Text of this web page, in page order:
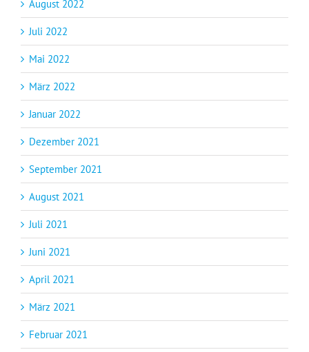
August 2022
Juli 2022
Mai 2022
März 2022
Januar 2022
Dezember 2021
September 2021
August 2021
Juli 2021
Juni 2021
April 2021
März 2021
Februar 2021